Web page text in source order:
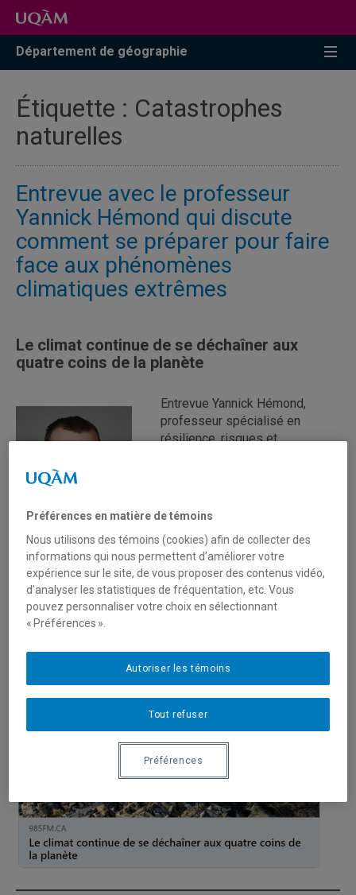
Accéder
recherche
Accéder
menu
pricipal
Accéder
zone
Département de géographie
Étiquette : Catastrophes
naturelles
Entrevue avec le professeur
Yannick Hémond qui discute
comment se préparer pour faire
face aux phénomènes
climatiques extrêmes
Le climat continue de se déchaîner aux
quatre coins de la planète
Entrevue Yannick Hémond,
professeur spécialisé en
résilience, risques et
maintenant" animée par Philippe
Lundi 5 février 2024
Écouter l'entrevue en ligne.
Préférences en matière de témoins
Nous utilisons des témoins (cookies) afin de collecter des
informations qui nous permettent d’améliorer votre
expérience sur le site, de vous proposer des contenus vidéo,
d’analyser les statistiques de fréquentation, etc. Vous
pouvez personnaliser votre choix en sélectionnant
« Préférences ».
Tout refuser
Autoriser les témoins
Préférences